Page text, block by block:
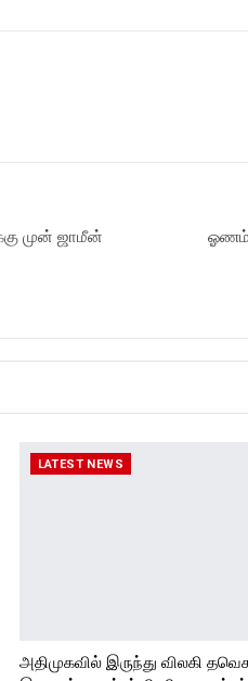
முன் ஜாமீன்
ஓணம்
LATEST NEWS
அதிமுகவில் இருந்து விலகி